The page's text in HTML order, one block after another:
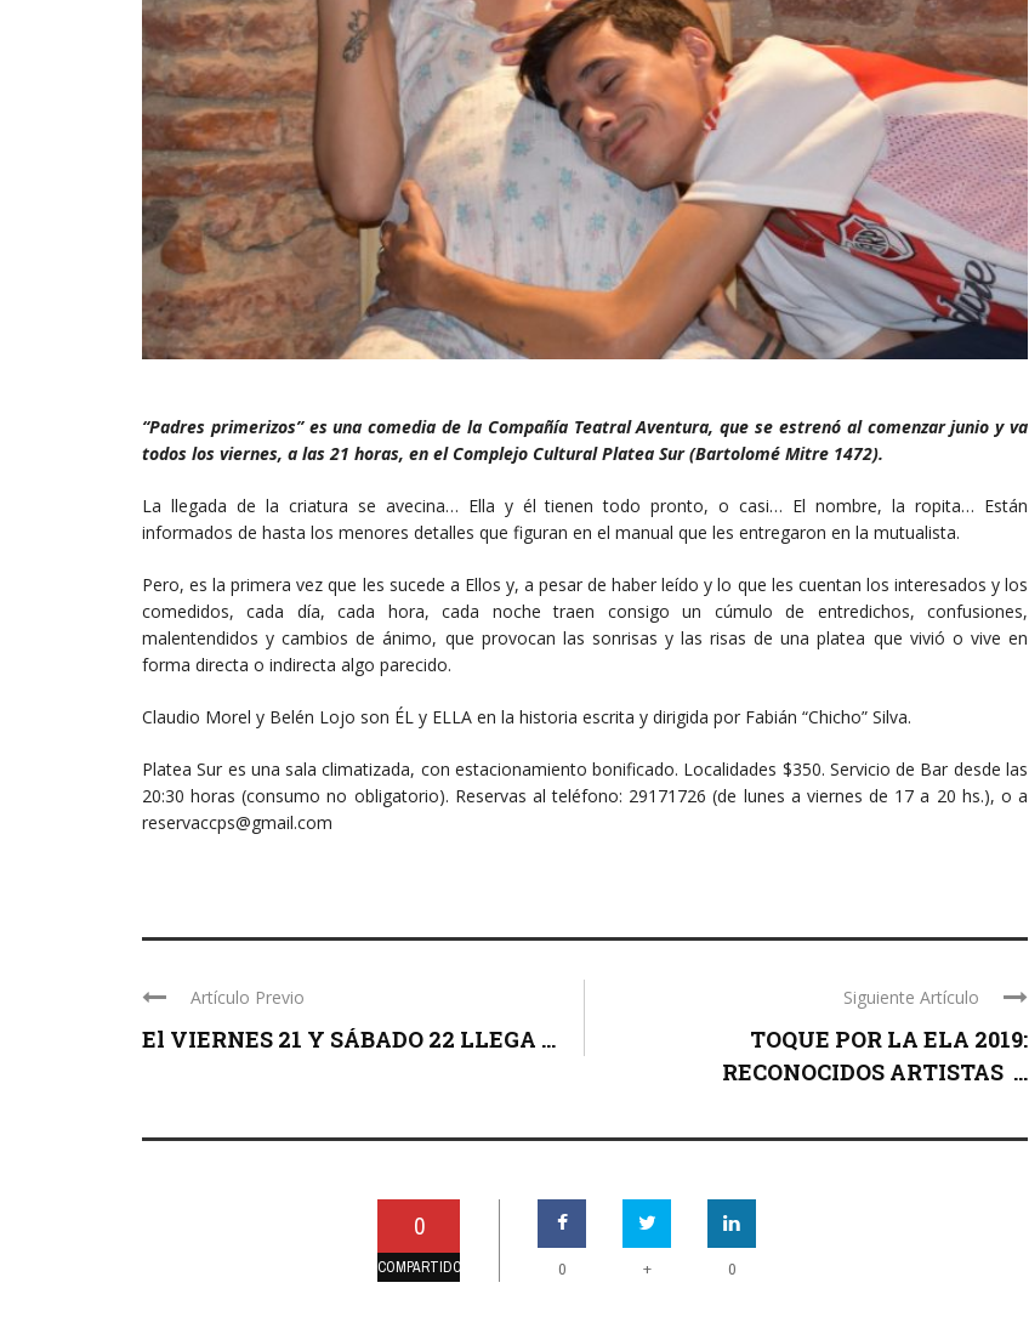
“Padres primerizos” es una comedia de la Compañía Teatral Aventura, que se estrenó al comenzar junio y va
todos los viernes, a las 21 horas, en el Complejo Cultural Platea Sur (Bartolomé Mitre 1472).
La llegada de la criatura se avecina… Ella y él tienen todo pronto, o casi… El nombre, la ropita… Están
informados de hasta los menores detalles que figuran en el manual que les entregaron en la mutualista.
Pero, es la primera vez que les sucede a Ellos y, a pesar de haber leído y lo que les cuentan los interesados y los
comedidos, cada día, cada hora, cada noche traen consigo un cúmulo de entredichos, confusiones,
malentendidos y cambios de ánimo, que provocan las sonrisas y las risas de una platea que vivió o vive en
forma directa o indirecta algo parecido.
Claudio Morel y Belén Lojo son ÉL y ELLA en la historia escrita y dirigida por Fabián “Chicho” Silva.
Platea Sur es una sala climatizada, con estacionamiento bonificado. Localidades $350. Servicio de Bar desde las
20:30 horas (consumo no obligatorio). Reservas al teléfono: 29171726 (de lunes a viernes de 17 a 20 hs.), o a
reservaccps@gmail.com
Artículo Previo
El VIERNES 21 Y SÁBADO 22 LLEGA ...
Siguiente Artículo
TOQUE POR LA ELA 2019:
RECONOCIDOS ARTISTAS ...
0
COMPARTIDO 0 + 0